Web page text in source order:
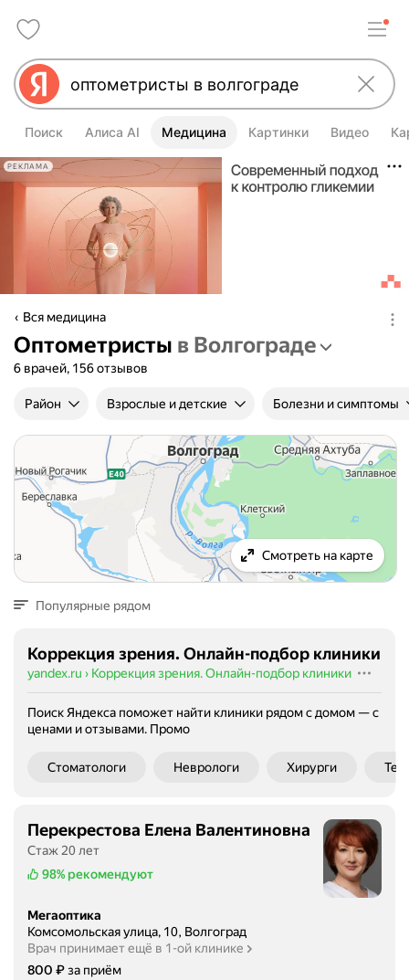
Поиск Алиса AI Медицина Картинки Видео
РЕКЛАМА
Вся медицина
Оптометристы в Волгограде
6 врачей, 156 отзывов
Район Взрослые и детские Болезни и симптомы
Смотреть на карте
Популярные рядом
Коррекция зрения. Онлайн-подбор клиники
yandex.ru › Коррекция зрения. Онлайн-подбор клиники
Поиск Яндекса поможет найти клиники рядом с домом — с
ценами и отзывами. Промо
Стоматологи Неврологи Хирурги
Перекрестова Елена Валентиновна
Стаж 20 лет
98% рекомендуют
Мегаоптика
Комсомольская улица, 10, Волгоград
Врач принимает ещё в 1-ой клинике
Цена
800 ₽за приём